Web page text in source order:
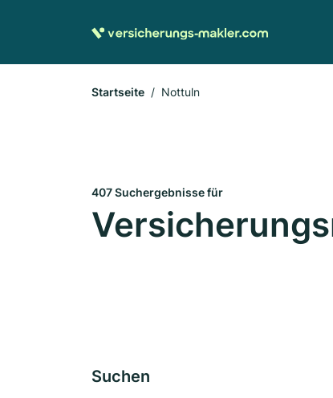
Startseite Nottuln
407 Suchergebnisse für
Suchen